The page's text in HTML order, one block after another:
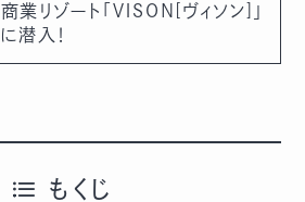
商業リゾート「ＶＩＳＯＮ[ヴィソン]」
に潜入！
もくじ